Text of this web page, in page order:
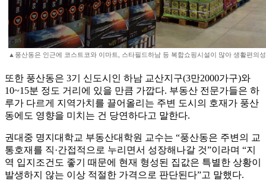
▲풍산동은 인근에 코스트코와 이마트, 스타필드하남 등 복합쇼핑시설이 많아 생활편의
또한 풍산동은 3기 신도시인 하남 교산지구(3만2000가구)와
10~15분 정도 거리에 있을 만큼 가깝다. 부동산 전문가들은 하
루가 다르게 지역가치를 끌어올리는 주변 도시의 호재가 풍산
동에도 영향을 미치는 건 당연하다고 말한다.
권대중 명지대학교 부동산대학원 교수는 “풍산동은 주변의 교
통호재를 직·간접적으로 누리면서 성장해나갈 것”이라며 “지
역 입지조건도 좋기 때문에 현재 형성된 집값은 특별한 상황이
발생하지 않는 이상 적절한 가격으로 판단된다”고 말했다.